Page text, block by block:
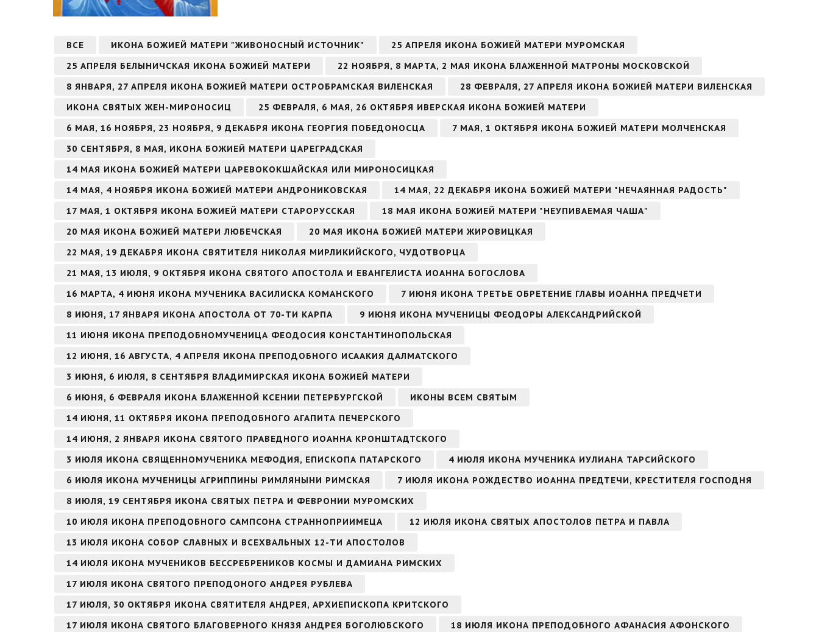
ВСЕ ИКОНА БОЖИЕЙ МАТЕРИ "ЖИВОНОСНЫЙ ИСТОЧНИК"
25 АПРЕЛЯ ИКОНА БОЖИЕЙ МАТЕРИ МУРОМСКАЯ
25 АПРЕЛЯ БЕЛЫНИЧСКАЯ ИКОНА БОЖИЕЙ МАТЕРИ
22 НОЯБРЯ, 8 МАРТА, 2 МАЯ ИКОНА БЛАЖЕННОЙ МАТРОНЫ МОСКОВСКОЙ
8 ЯНВАРЯ, 27 АПРЕЛЯ ИКОНА БОЖИЕЙ МАТЕРИ ОСТРОБРАМСКАЯ ВИЛЕНСКАЯ
28 ФЕВРАЛЯ, 27 АПРЕЛЯ ИКОНА БОЖИЕЙ МАТЕРИ ВИЛЕНСКАЯ
ИКОНА СВЯТЫХ ЖЕН-МИРОНОСИЦ
25 ФЕВРАЛЯ, 6 МАЯ, 26 ОКТЯБРЯ ИВЕРСКАЯ ИКОНА БОЖИЕЙ МАТЕРИ
6 МАЯ, 16 НОЯБРЯ, 23 НОЯБРЯ, 9 ДЕКАБРЯ ИКОНА ГЕОРГИЯ ПОБЕДОНОСЦА
7 МАЯ, 1 ОКТЯБРЯ ИКОНА БОЖИЕЙ МАТЕРИ МОЛЧЕНСКАЯ
30 СЕНТЯБРЯ, 8 МАЯ, ИКОНА БОЖИЕЙ МАТЕРИ ЦАРЕГРАДСКАЯ
14 МАЯ ИКОНА БОЖИЕЙ МАТЕРИ ЦАРЕВОКОКШАЙСКАЯ ИЛИ МИРОНОСИЦКАЯ
14 МАЯ, 4 НОЯБРЯ ИКОНА БОЖИЕЙ МАТЕРИ АНДРОНИКОВСКАЯ
14 МАЯ, 22 ДЕКАБРЯ ИКОНА БОЖИЕЙ МАТЕРИ "НЕЧАЯННАЯ РАДОСТЬ"
17 МАЯ, 1 ОКТЯБРЯ ИКОНА БОЖИЕЙ МАТЕРИ СТАРОРУССКАЯ
18 МАЯ ИКОНА БОЖИЕЙ МАТЕРИ "НЕУПИВАЕМАЯ ЧАША"
20 МАЯ ИКОНА БОЖИЕЙ МАТЕРИ ЛЮБЕЧСКАЯ
20 МАЯ ИКОНА БОЖИЕЙ МАТЕРИ ЖИРОВИЦКАЯ
22 МАЯ, 19 ДЕКАБРЯ ИКОНА СВЯТИТЕЛЯ НИКОЛАЯ МИРЛИКИЙСКОГО, ЧУДОТВОРЦА
21 МАЯ, 13 ИЮЛЯ, 9 ОКТЯБРЯ ИКОНА СВЯТОГО АПОСТОЛА И ЕВАНГЕЛИСТА ИОАННА БОГОСЛОВА
16 МАРТА, 4 ИЮНЯ ИКОНА МУЧЕНИКА ВАСИЛИСКА КОМАНСКОГО
7 ИЮНЯ ИКОНА ТРЕТЬЕ ОБРЕТЕНИЕ ГЛАВЫ ИОАННА ПРЕДЧЕТИ
8 ИЮНЯ, 17 ЯНВАРЯ ИКОНА АПОСТОЛА ОТ 70-ТИ КАРПА
9 ИЮНЯ ИКОНА МУЧЕНИЦЫ ФЕОДОРЫ АЛЕКСАНДРИЙСКОЙ
11 ИЮНЯ ИКОНА ПРЕПОДОБНОМУЧЕНИЦА ФЕОДОСИЯ КОНСТАНТИНОПОЛЬСКАЯ
12 ИЮНЯ, 16 АВГУСТА, 4 АПРЕЛЯ ИКОНА ПРЕПОДОБНОГО ИСААКИЯ ДАЛМАТСКОГО
3 ИЮНЯ, 6 ИЮЛЯ, 8 СЕНТЯБРЯ ВЛАДИМИРСКАЯ ИКОНА БОЖИЕЙ МАТЕРИ
6 ИЮНЯ, 6 ФЕВРАЛЯ ИКОНА БЛАЖЕННОЙ КСЕНИИ ПЕТЕРБУРГСКОЙ
ИКОНЫ ВСЕМ СВЯТЫМ
14 ИЮНЯ, 11 ОКТЯБРЯ ИКОНА ПРЕПОДОБНОГО АГАПИТА ПЕЧЕРСКОГО
14 ИЮНЯ, 2 ЯНВАРЯ ИКОНА СВЯТОГО ПРАВЕДНОГО ИОАННА КРОНШТАДТСКОГО
3 ИЮЛЯ ИКОНА СВЯЩЕННОМУЧЕНИКА МЕФОДИЯ, ЕПИСКОПА ПАТАРСКОГО
4 ИЮЛЯ ИКОНА МУЧЕНИКА ИУЛИАНА ТАРСИЙСКОГО
6 ИЮЛЯ ИКОНА МУЧЕНИЦЫ АГРИППИНЫ РИМЛЯНЫНИ РИМСКАЯ
7 ИЮЛЯ ИКОНА РОЖДЕСТВО ИОАННА ПРЕДТЕЧИ, КРЕСТИТЕЛЯ ГОСПОДНЯ
8 ИЮЛЯ, 19 СЕНТЯБРЯ ИКОНА СВЯТЫХ ПЕТРА И ФЕВРОНИИ МУРОМСКИХ
10 ИЮЛЯ ИКОНА ПРЕПОДОБНОГО САМПСОНА СТРАННОПРИИМЕЦА
12 ИЮЛЯ ИКОНА СВЯТЫХ АПОСТОЛОВ ПЕТРА И ПАВЛА
13 ИЮЛЯ ИКОНА СОБОР СЛАВНЫХ И ВСЕХВАЛЬНЫХ 12-ТИ АПОСТОЛОВ
14 ИЮЛЯ ИКОНА МУЧЕНИКОВ БЕССРЕБРЕНИКОВ КОСМЫ И ДАМИАНА РИМСКИХ
17 ИЮЛЯ ИКОНА СВЯТОГО ПРЕПОДОНОГО АНДРЕЯ РУБЛЕВА
17 ИЮЛЯ, 30 ОКТЯБРЯ ИКОНА СВЯТИТЕЛЯ АНДРЕЯ, АРХИЕПИСКОПА КРИТСКОГО
17 ИЮЛЯ ИКОНА СВЯТОГО БЛАГОВЕРНОГО КНЯЗЯ АНДРЕЯ БОГОЛЮБСКОГО
18 ИЮЛЯ ИКОНА ПРЕПОДОБНОГО АФАНАСИЯ АФОНСКОГО